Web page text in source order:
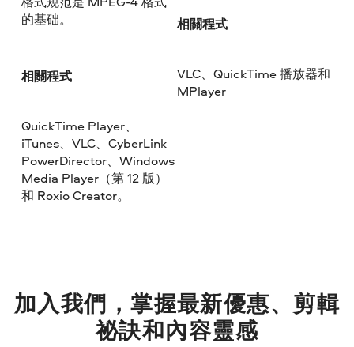
的基础。
相關程式
QuickTime Player、
iTunes、VLC、CyberLink
PowerDirector、Windows
Media Player（第 12 版）
和 Roxio Creator。
相關程式
VLC、QuickTime 播放器和
MPlayer
加入我們，掌握最新優惠、剪輯
祕訣和內容靈感